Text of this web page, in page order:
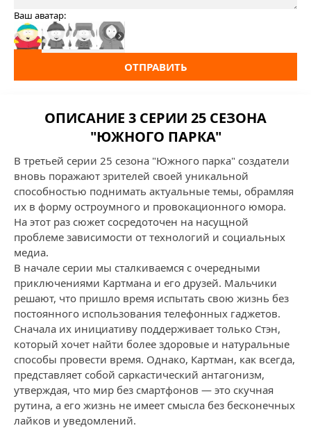
Ваш аватар:
ОТПРАВИТЬ
ОПИСАНИЕ 3 СЕРИИ 25 СЕЗОНА
"ЮЖНОГО ПАРКА"
В третьей серии 25 сезона "Южного парка" создатели
вновь поражают зрителей своей уникальной
способностью поднимать актуальные темы, обрамляя
их в форму остроумного и провокационного юмора.
На этот раз сюжет сосредоточен на насущной
проблеме зависимости от технологий и социальных
медиа.
В начале серии мы сталкиваемся с очередными
приключениями Картмана и его друзей. Мальчики
решают, что пришло время испытать свою жизнь без
постоянного использования телефонных гаджетов.
Сначала их инициативу поддерживает только Стэн,
который хочет найти более здоровые и натуральные
способы провести время. Однако, Картман, как всегда,
представляет собой саркастический антагонизм,
утверждая, что мир без смартфонов — это скучная
рутина, а его жизнь не имеет смысла без бесконечных
лайков и уведомлений.